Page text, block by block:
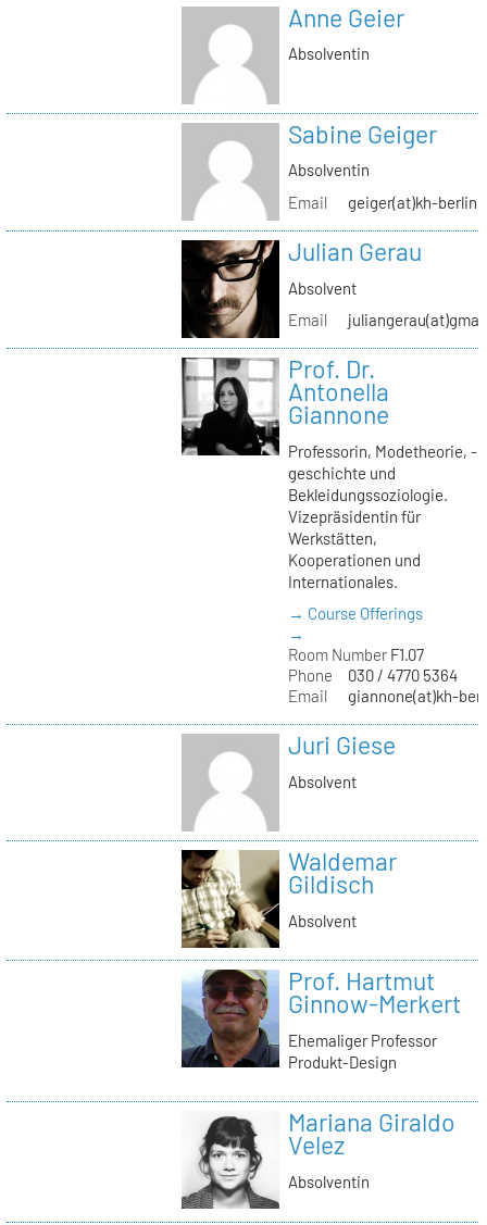
Anne Geier
Absolventin
Sabine Geiger
Absolventin
Email
geiger(at)kh-
Julian Gerau
Absolvent
Email
Prof. Dr.
Antonella
Giannone
Professorin, Modetheorie, -
geschichte und
Bekleidungssoziologie.
Vizepräsidentin für
Werkstätten,
Kooperationen und
Internationales.
→ Course Offerings
→
Room NumberF1.07
Phone
030 / 4770 5364
Email
giannone(at)kh-
Juri Giese
Absolvent
Waldemar
Gildisch
Absolvent
Prof. Hartmut
Ginnow-Merkert
Ehemaliger Professor
Produkt-Design
Mariana Giraldo
Velez
Absolventin